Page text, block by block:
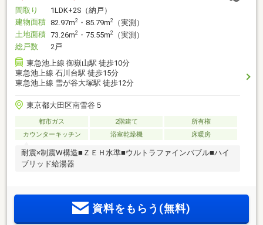
間取り
1LDK+2S（納戸）
建物面積 82.97m2 ・85.79m2
（実測）
土地面積 73.26m2 ・75.55m2
（実測）
総戸数
2戸
東急池上線 御嶽山駅 徒歩10分
東急池上線 石川台駅 徒歩15分
東急池上線 雪が谷大塚駅 徒歩12分
東京都大田区南雪谷５
都市ガス 2階建て
所有権
カウンターキッチン
浴室乾燥機 床暖房
耐震×制震W構造■ＺＥＨ水準■ウルトラファインバブル■ハイ
ブリッド給湯器
資料をもらう(無料)